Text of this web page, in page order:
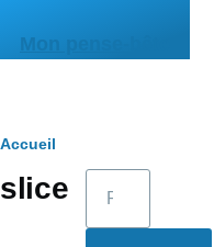
Mon pense-bête
Fil
d'Ariane
Accueil
slice